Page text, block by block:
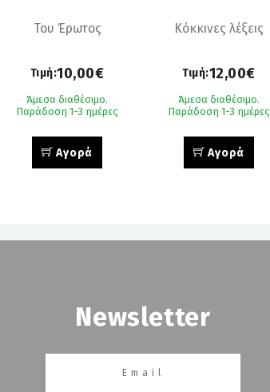
Του Έρωτος
Τιμή:10,00€
Άμεσα διαθέσιμο.
Παράδοση 1-3 ημέρες
Αγορά
Κόκκινες λέξεις
Τιμή:12,00€
Άμεσα διαθέσιμο.
Παράδοση 1-3 ημέρες
Αγορά
Newsletter